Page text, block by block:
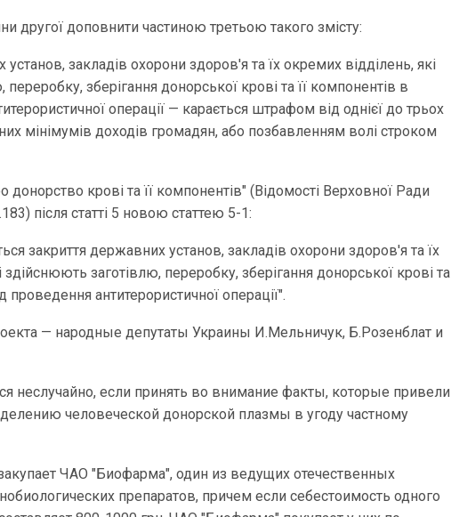
другої доповнити частиною третьою такого змісту:
закладів охорони здоров'я та їх окремих відділень, які
зберігання донорської крові та її компонентів в
операції — карається штрафом від однієї до трьох
мінімумів доходів громадян, або позбавленням волі строком
донорство крові та її компонентів" (Відомості Верховної Ради
після статті 5 новою статтею 5-1:
закриття державних установ, закладів охорони здоров'я та їх
здійснюють заготівлю, переробку, зберігання донорської крові та
проведення антитерористичної операції".
— народные депутаты Украины И.Мельничук, Б.Розенблат и
неслучайно, если принять во внимание факты, которые привели
человеческой донорской плазмы в угоду частному
ЧАО "Биофарма", один из ведущих отечественных
препаратов, причем если себестоимость одного